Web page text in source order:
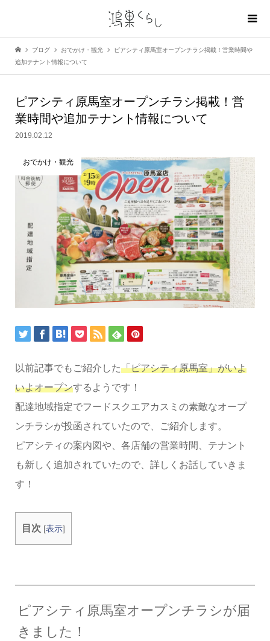
ブログ おでかけ・観光
ピアシティ原馬室オープンチラシ掲載！営業時間や
追加テナント情報について
ピアシティ原馬室オープンチラシ掲載！営
業時間や追加テナント情報について
2019.02.12
おでかけ・観光
以前記事でもご紹介した「ピアシティ原馬室」がいよ
いよオープンするようです！
配達地域指定でフードスクエアカスミの素敵なオープ
ンチラシが投函されていたので、ご紹介します。
ピアシティの案内図や、各店舗の営業時間、テナント
も新しく追加されていたので、詳しくお話していきま
す！
目次 [表示]
ピアシティ原馬室オープンチラシが届
きました！